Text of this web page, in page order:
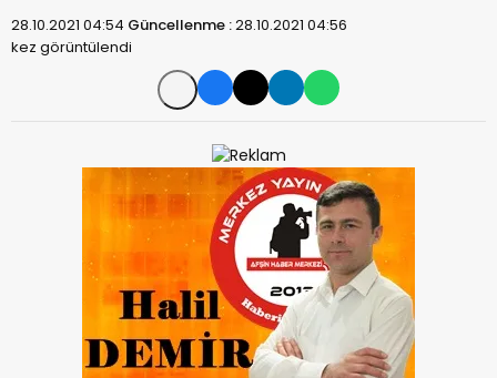
28.10.2021 04:54 Güncellenme :28.10.2021 04:56
kez görüntülendi